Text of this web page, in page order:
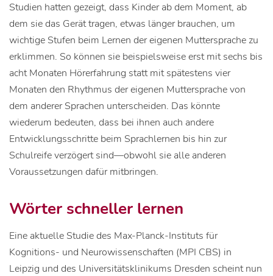
Studien hatten gezeigt, dass Kinder ab dem Moment, ab
dem sie das Gerät tragen, etwas länger brauchen, um
wichtige Stufen beim Lernen der eigenen Muttersprache zu
erklimmen. So können sie beispielsweise erst mit sechs bis
acht Monaten Hörerfahrung statt mit spätestens vier
Monaten den Rhythmus der eigenen Muttersprache von
dem anderer Sprachen unterscheiden. Das könnte
wiederum bedeuten, dass bei ihnen auch andere
Entwicklungsschritte beim Sprachlernen bis hin zur
Schulreife verzögert sind—obwohl sie alle anderen
Voraussetzungen dafür mitbringen.
Wörter schneller lernen
Eine aktuelle Studie des Max-Planck-Instituts für
Kognitions- und Neurowissenschaften (MPI CBS) in
Leipzig und des Universitätsklinikums Dresden scheint nun